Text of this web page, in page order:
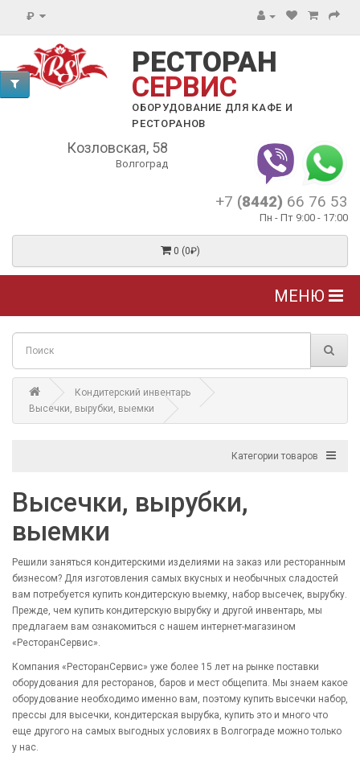
₽
РЕСТОРАН
СЕРВИС
ОБОРУДОВАНИЕ ДЛЯ КАФЕ И
РЕСТОРАНОВ
Козловская, 58
Волгоград
+7 (8442) 66 76 53
Пн - Пт 9:00 - 17:00
0 (0₽)
МЕНЮ
Кондитерский инвентарь
Высечки, вырубки, выемки
Категории товаров
Высечки, вырубки,
выемки
Решили заняться кондитерскими изделиями на заказ или ресторанным
бизнесом? Для изготовления самых вкусных и необычных сладостей
вам потребуется купить кондитерскую выемку, набор высечек, вырубку.
Прежде, чем купить кондитерскую вырубку и другой инвентарь, мы
предлагаем вам ознакомиться с нашем интернет-магазином
«РесторанСервис».
Компания «РесторанСервис» уже более 15 лет на рынке поставки
оборудования для ресторанов, баров и мест общепита. Мы знаем какое
оборудование необходимо именно вам, поэтому купить высечки набор,
прессы для высечки, кондитерская вырубка, купить это и много что
еще другого на самых выгодных условиях в Волгограде можно только
у нас.